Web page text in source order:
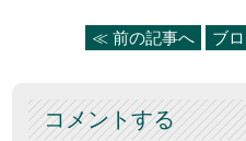
≪ 前の記事へ ブ
コメントする